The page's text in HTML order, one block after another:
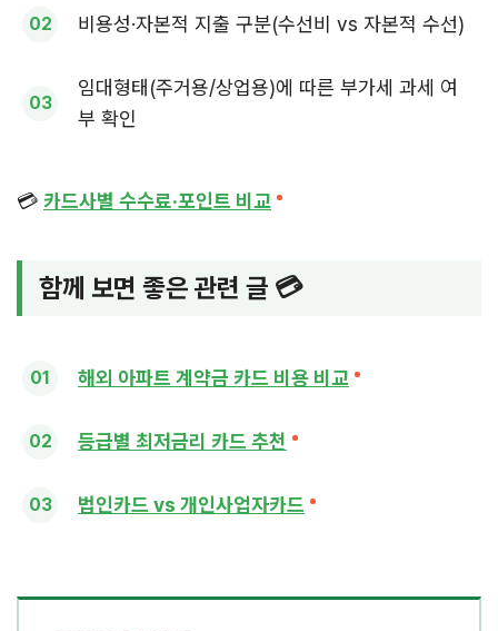
비용성·자본적 지출 구분(수선비 vs 자본적 수선)
임대형태(주거용/상업용)에 따른 부가세 과세 여
부 확인
💳 카드사별 수수료·포인트 비교
함께 보면 좋은 관련 글 💳
해외 아파트 계약금 카드 비용 비교
등급별 최저금리 카드 추천
법인카드 vs 개인사업자카드